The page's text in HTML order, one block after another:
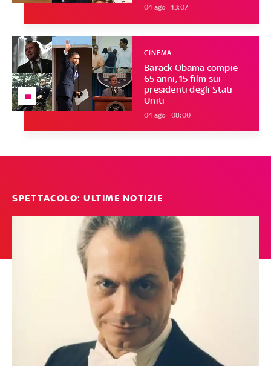
04 ago - 13:07
Barack Obama compie
65 anni, 15 film sui
presidenti degli Stati
Uniti
CINEMA
04 ago - 08:00
SPETTACOLO: ULTIME NOTIZIE